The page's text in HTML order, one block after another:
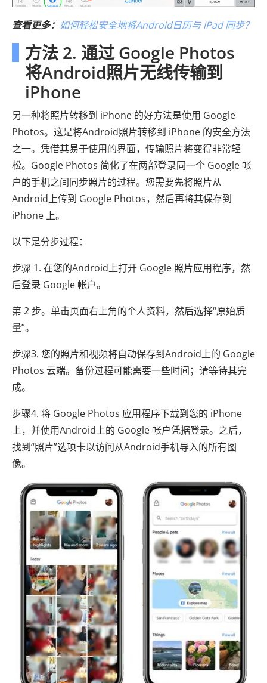
查看更多： 如何轻松安全地将Android日历与 iPad 同步？
方法 2. 通过 Google Photos
将Android照片无线传输到
iPhone
另一种将照片转移到 iPhone 的好方法是使用 Google
Photos。这是将Android照片转移到 iPhone 的安全方法
之一。凭借其易于使用的界面，传输照片将变得非常轻
松。Google Photos 简化了在两部登录同一个 Google 帐
户的手机之间同步照片的过程。您需要先将照片从
Android上传到 Google Photos，然后再将其保存到
iPhone 上。
以下是分步过程：
步骤 1. 在您的Android上打开 Google 照片应用程序，然
后登录 Google 帐户。
第 2 步。单击页面右上角的个人资料，然后选择“原始质
量”。
步骤3. 您的照片和视频将自动保存到Android上的 Google
Photos 云端。备份过程可能需要一些时间；请等待其完
成。
步骤4. 将 Google Photos 应用程序下载到您的 iPhone
上，并使用Android上的 Google 帐户凭据登录。之后，
找到“照片”选项卡以访问从Android手机导入的所有图
像。